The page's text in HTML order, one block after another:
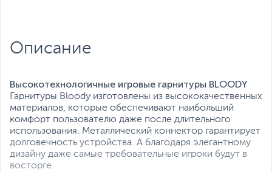
Форма штекера:
Все характеристики
Описание
Высокотехнологичные игровые гарнитуры BLOODY
Гарнитуры Bloody изготовлены из высококачественных
материалов, которые обеспечивают наибольший
комфорт пользователю даже после длительного
использования. Металлический коннектор гарантирует
долговечность устройства. А благодаря элегантному
дизайну даже самые требовательные игроки будут в
восторге.